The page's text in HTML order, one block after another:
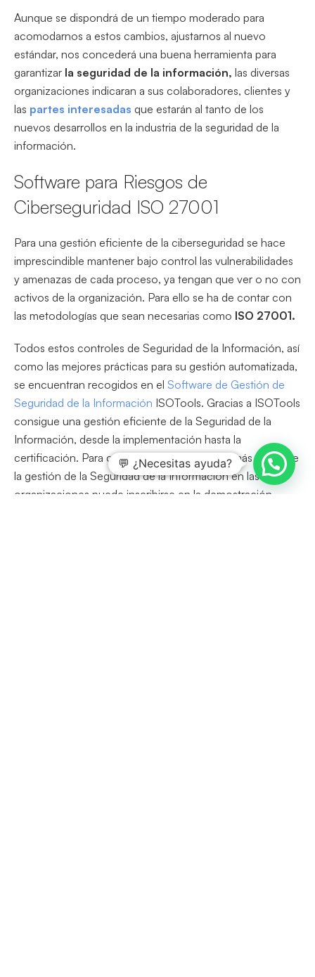
Aunque se dispondrá de un tiempo moderado para
acomodarnos a estos cambios, ajustarnos al nuevo
estándar, nos concederá una buena herramienta para
garantizar la seguridad de la información, las diversas
organizaciones indicaran a sus colaboradores, clientes y
las partes interesadas que estarán al tanto de los
nuevos desarrollos en la industria de la seguridad de la
información.
Software para Riesgos de
Ciberseguridad ISO 27001
Para una gestión eficiente de la ciberseguridad se hace
imprescindible mantener bajo control las vulnerabilidades
y amenazas de cada proceso, ya tengan que ver o no con
activos de la organización. Para ello se ha de contar con
las metodologías que sean necesarias como ISO 27001.
Todos estos controles de Seguridad de la Información, así
como las mejores prácticas para su gestión automatizada,
se encuentran recogidos en el Software de Gestión de
Seguridad de la Información ISOTools. Gracias a ISOTools
consigue una gestión eficiente de la Seguridad de la
Información, desde la implementación hasta la
certificación. Para conocer como hacemos más eficiente
la gestión de la Seguridad de la Información en las
organizaciones puede inscribirse en la demostración
💬 ¿Necesitas ayuda?